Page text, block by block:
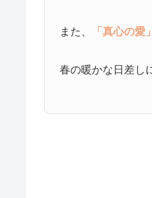
また、 「真心の愛」
春の暖かな日差し